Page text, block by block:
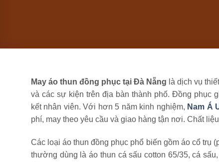
May áo thun đồng phục tại Đà Nẵng là dịch vụ
và các sự kiện trên địa bàn thành phố. Đồng phục
kết nhân viên. Với hơn 5 năm kinh nghiệm, Nam Á
phí, may theo yêu cầu và giao hàng tận nơi. Chất
Các loại áo thun đồng phục phổ biến gồm áo cổ trụ
thường dùng là áo thun cá sấu cotton 65/35, cá